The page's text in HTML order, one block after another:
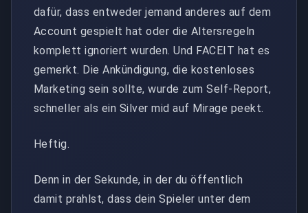
dafür, dass entweder jemand anderes auf dem
Account gespielt hat oder die Altersregeln
komplett ignoriert wurden. Und FACEIT hat es
gemerkt. Die Ankündigung, die kostenloses
Marketing sein sollte, wurde zum Self-Report,
schneller als ein Silver mid auf Mirage peekt.
Heftig.
Denn in der Sekunde, in der du öffentlich
damit prahlst, dass dein Spieler unter dem